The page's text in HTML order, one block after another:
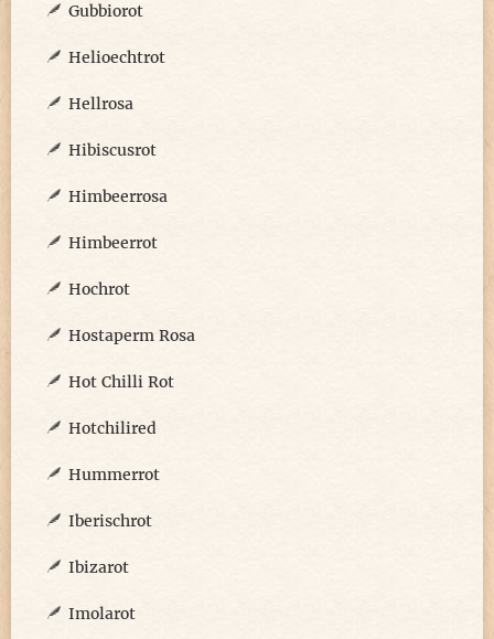
Gubbiorot
Helioechtrot
Hellrosa
Hibiscusrot
Himbeerrosa
Himbeerrot
Hochrot
Hostaperm Rosa
Hot Chilli Rot
Hotchilired
Hummerrot
Iberischrot
Ibizarot
Imolarot